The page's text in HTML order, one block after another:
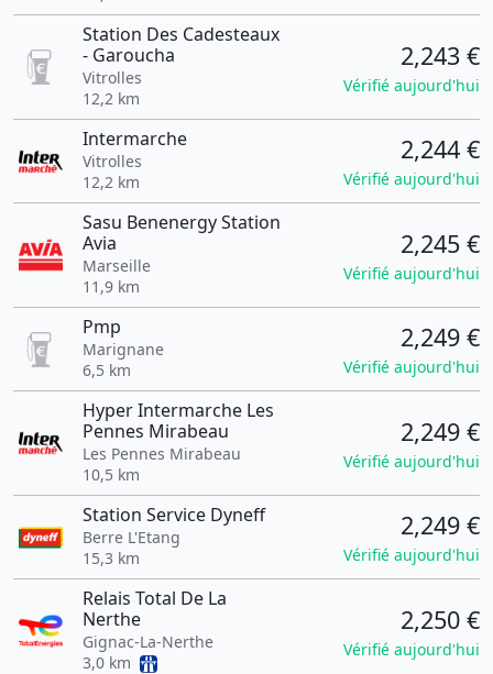
Station Des Cadesteaux
- Garoucha
Vitrolles
12,2 km
2,243 €
Vérifié aujourd'hui
Intermarche
Vitrolles
12,2 km
2,244 €
Vérifié aujourd'hui
Sasu Benenergy Station
Avia
Marseille
11,9 km
2,245 €
Vérifié aujourd'hui
Pmp
Marignane
6,5 km
2,249 €
Vérifié aujourd'hui
Hyper Intermarche Les
Pennes Mirabeau
Les Pennes Mirabeau
10,5 km
2,249 €
Vérifié aujourd'hui
Station Service Dyneff
Berre L'Etang
15,3 km
2,249 €
Vérifié aujourd'hui
Relais Total De La
Nerthe
Gignac-La-Nerthe
3,0 km
2,250 €
Vérifié aujourd'hui